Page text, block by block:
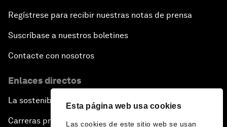
Esta página web usa cookies
Las cookies de este sitio web se usan
Regístrese para recibir nuestras notas de prensa
Suscríbase a nuestros boletines
Contacte con nosotros
Enlaces directos
La sostenibilidad en el Foro
Carreras profesionales